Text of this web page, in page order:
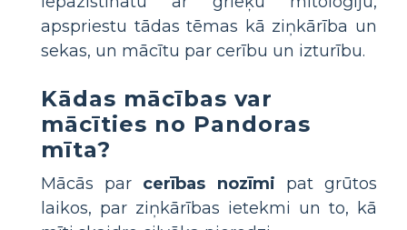
apspriestu tādas tēmas kā ziņkārība un
sekas, un mācītu par cerību un izturību.
Kādas mācības var
mācīties no Pandoras
mīta?
Mācās par cerības nozīmi pat grūtos
laikos, par ziņkārības ietekmi un to, kā